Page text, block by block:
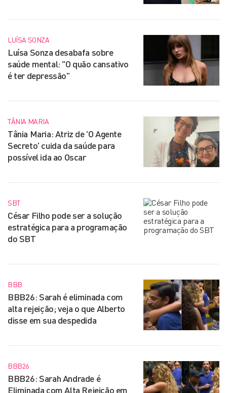
LUÍSA SONZA
Luísa Sonza desabafa sobre
saúde mental: "O quão cansativo
é ter depressão"
TÂNIA MARIA
Tânia Maria: Atriz de 'O Agente
Secreto' cuida da saúde para
possível ida ao Oscar
SBT
César Filho pode ser a solução
estratégica para a programação
do SBT
BBB
BBB26: Sarah é eliminada com
alta rejeição; veja o que Alberto
disse em sua despedida
BBB26
BBB26: Sarah Andrade é
Eliminada com Alta Rejeição em